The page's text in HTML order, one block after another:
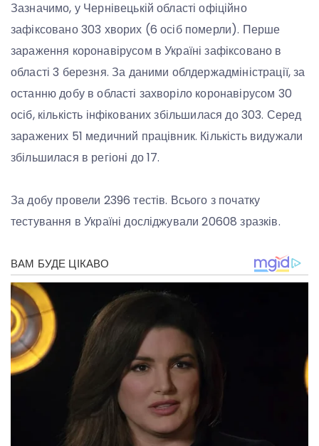
Зазначимо, у Чернівецькій області офіційно
зафіксовано 303 хворих (6 осіб померли). Перше
зараження коронавірусом в Україні зафіксовано в
області 3 березня. За даними облдержадміністрації, за
останню добу в області захворіло коронавірусом 30
осіб, кількість інфікованих збільшилася до 303. Серед
заражених 51 медичний працівник. Кількість видужали
збільшилася в регіоні до 17.
За добу провели 2396 тестів. Всього з початку
тестування в Україні досліджували 20608 зразків.